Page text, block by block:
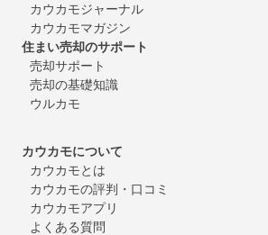
カウカモジャーナル
カウカモマガジン
住まい売却のサポート
売却サポート
売却の基礎知識
ウルカモ
カウカモについて
カウカモとは
カウカモの評判・口コミ
カウカモアプリ
よくある質問